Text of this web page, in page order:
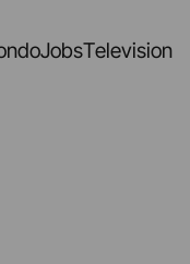
JobsTelevision